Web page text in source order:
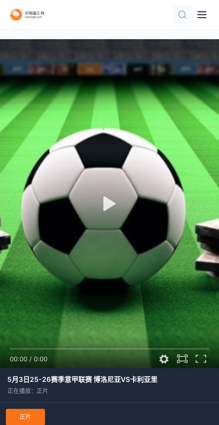
00:00 / 0:00
5月3日25-26赛季意甲联赛 博洛尼亚VS卡利亚里
正在播放：正片
正片
HD
正片
正片
正片
正片
正片
正片
正片
库拉索VS科特迪瓦
HD